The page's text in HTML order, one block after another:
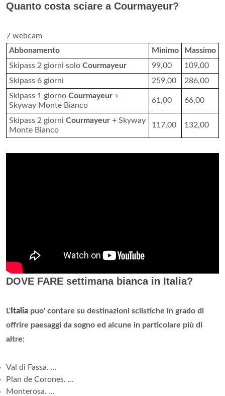
Quanto costa sciare a Courmayeur?
7 webcam
Abbonamento
Minimo
Massimo
Skipass 2 giorni solo Courmayeur 99,00
109,00
Skipass 6 giorni
259,00
286,00
Skipass 1 giorno Courmayeur +
Skyway Monte Bianco
61,00 66,00
Skipass 2 giorni Courmayeur + Skyway
Monte Bianco
117,00 132,00
DOVE FARE settimana bianca in Italia?
L' Italia puo' contare su destinazioni sciistiche in grado di
offrire paesaggi da sogno ed alcune in particolare più di
altre:
Val di Fassa. ...
Plan de Corones. ...
Monterosa. ...